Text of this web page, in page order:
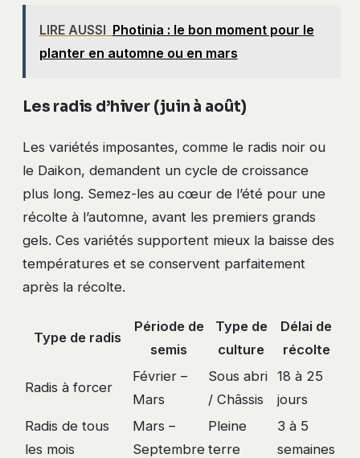
LIRE AUSSI Photinia : le bon moment pour le
planter en automne ou en mars
Les radis d’hiver (juin à août)
Les variétés imposantes, comme le radis noir ou
le Daikon, demandent un cycle de croissance
plus long. Semez-les au cœur de l’été pour une
récolte à l’automne, avant les premiers grands
gels. Ces variétés supportent mieux la baisse des
températures et se conservent parfaitement
après la récolte.
Type de radis
Période de
semis
Type de
culture
Délai de
récolte
Radis à forcer
Février –
Mars
Sous abri
/ Châssis
18 à 25
jours
Radis de tous
les mois
Mars –
Septembre
Pleine
terre
3 à 5
semaines